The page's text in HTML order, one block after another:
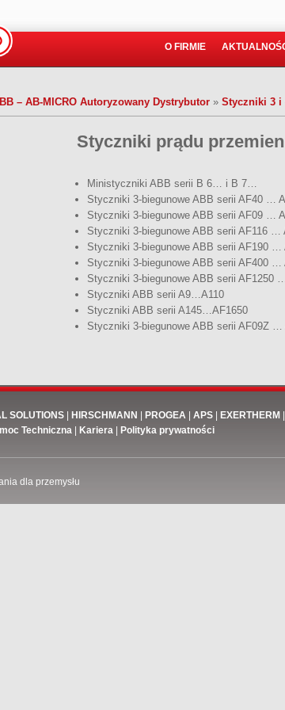
O FIRMIE
– AB-MICRO Autoryzowany Dystrybutor » Styczniki 3 i
Styczniki prądu
Ministyczniki ABB serii B 6… i B 7…
Styczniki 3-biegunowe ABB serii AF40 …
Styczniki 3-biegunowe ABB serii AF09 …
Styczniki 3-biegunowe ABB serii AF116 …
Styczniki 3-biegunowe ABB serii AF190 …
Styczniki 3-biegunowe ABB serii AF400 …
Styczniki 3-biegunowe ABB serii AF1250
Styczniki ABB serii A9…A110
Styczniki ABB serii A145…AF1650
Styczniki 3-biegunowe ABB serii AF09Z …
SOLUTIONS HIRSCHMANN PROGEA APS EXERTHERM
Techniczna Kariera Polityka prywatności
dla przemysłu